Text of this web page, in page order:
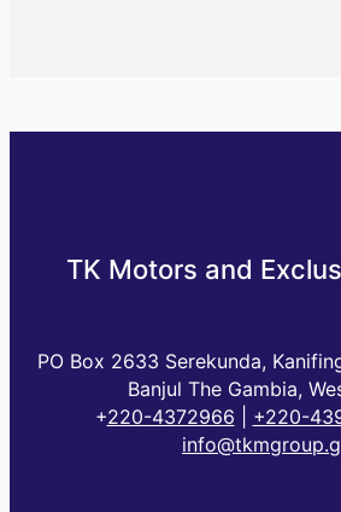
TK Motors and
PO Box 2633 Serekunda,
Banjul The Gambia,
+220-4372966 +220-